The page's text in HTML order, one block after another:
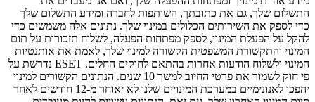
התשלום שלך, גם את כתובתך, השותפות לחברה ומידע התשלום שלך
כדי לספק את השירותים הכלולים במינוי שלך. נתונים אלה משמשים כדי
להקל על הפעלת המינוי, לספק מפתחות הפעלה, לשלוח תזכורות על תום
המינוי והתקשורת המשפטית הקשורה למינוי שלך, לאמת את אותנטיות
המינוי ולשלוח הודעות אחרות בהתאם לחוקים החלים. ESET נדרשת על
פי חוק לשמור את פרטי החיוב למשך 10 שנים. הנתונים הקשורים למינוי
יהפכו לאנונימיים במערכת המינויים שלנו לא יאוחר מ-12 חודשים לאחר